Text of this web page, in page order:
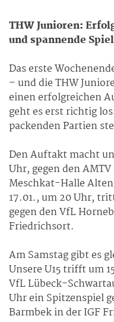
THW Junioren:
und spannende
Das erste
– und die THW
einen erfolgreichen
geht es erst richtig
packenden Partien
Den Auftakt macht
Uhr, gegen den
Meschkat-Halle
17.01., um 20 Uhr,
gegen den VfL
Friedrichsort.
Am Samstag gibt es
Unsere U15 trifft um
VfL Lübeck-
Uhr ein Spitzenspiel
Barmbek in der IGF